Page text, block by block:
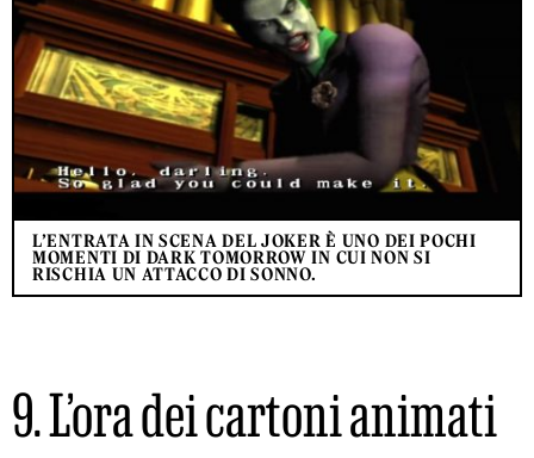
L’ENTRATA IN SCENA DEL JOKER È UNO DEI POCHI
MOMENTI DI DARK TOMORROW IN CUI NON SI
RISCHIA UN ATTACCO DI SONNO.
9. L’ora dei cartoni animati